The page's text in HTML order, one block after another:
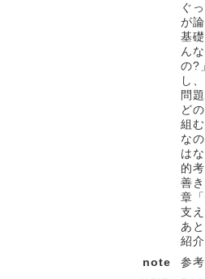
ぐ
が
基
ん
の?
し
問
ど
組
な
は
的
善
章
支
あ
紹介
note
参